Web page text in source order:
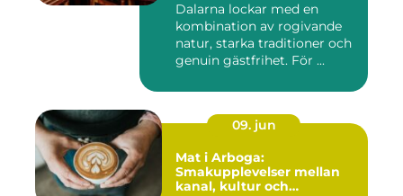
Dalarna lockar med en
kombination av rogivande
natur, starka traditioner och
genuin gästfrihet. För ...
09. jun
Mat i Arboga:
Smakupplevelser mellan
kanal, kultur och